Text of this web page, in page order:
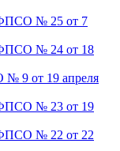
ФПСО № 25 от 7
ФПСО № 24 от 18
№ 9 от 19 апреля
ФПСО № 23 от 19
ФПСО № 22 от 22